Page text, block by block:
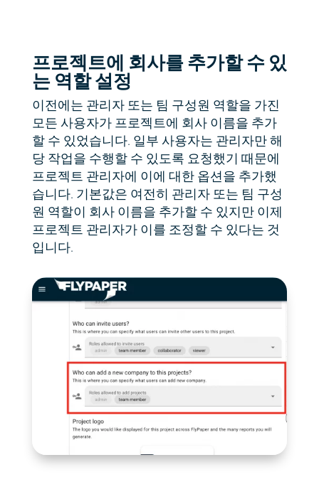
프로젝트에 회사를 추가할 수 있
는 역할 설정
이전에는 관리자 또는 팀 구성원 역할을 가진
모든 사용자가 프로젝트에 회사 이름을 추가
할 수 있었습니다. 일부 사용자는 관리자만 해
당 작업을 수행할 수 있도록 요청했기 때문에
프로젝트 관리자에 이에 대한 옵션을 추가했
습니다. 기본값은 여전히 관리자 또는 팀 구성
원 역할이 회사 이름을 추가할 수 있지만 이제
프로젝트 관리자가 이를 조정할 수 있다는 것
입니다.